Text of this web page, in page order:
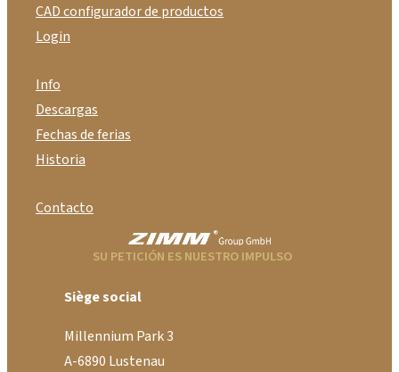
CAD configurador de productos
Login
Info
Descargas
Fechas de ferias
Historia
Contacto
SU PETICIÓN ES NUESTRO IMPULSO
Siège social
Millennium Park 3
A-6890 Lustenau